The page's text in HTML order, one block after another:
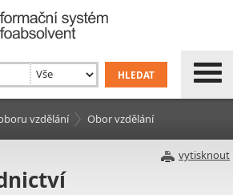
vzdělání Obor vzdělání
vytisknout